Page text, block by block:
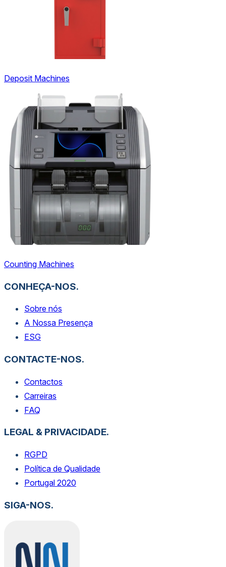
Deposit Machines
Counting Machines
CONHEÇA-NOS.
Sobre nós
A Nossa Presença
ESG
CONTACTE-NOS.
Contactos
Carreiras
FAQ
LEGAL & PRIVACIDADE.
RGPD
Política de Qualidade
Portugal 2020
SIGA-NOS.